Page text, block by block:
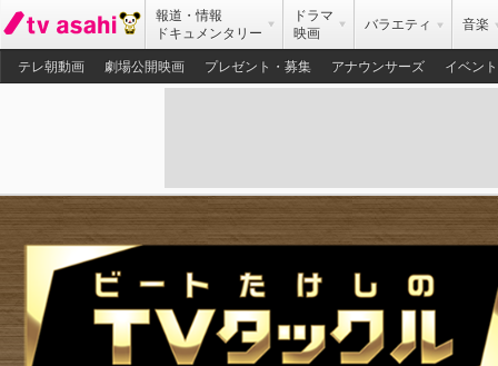
報道・情報
ドキュメンタリー
ドラマ
映画
バラエティ 音楽
テレ朝動画 劇場公開映画 プレゼント・募集 アナウンサーズ イベント